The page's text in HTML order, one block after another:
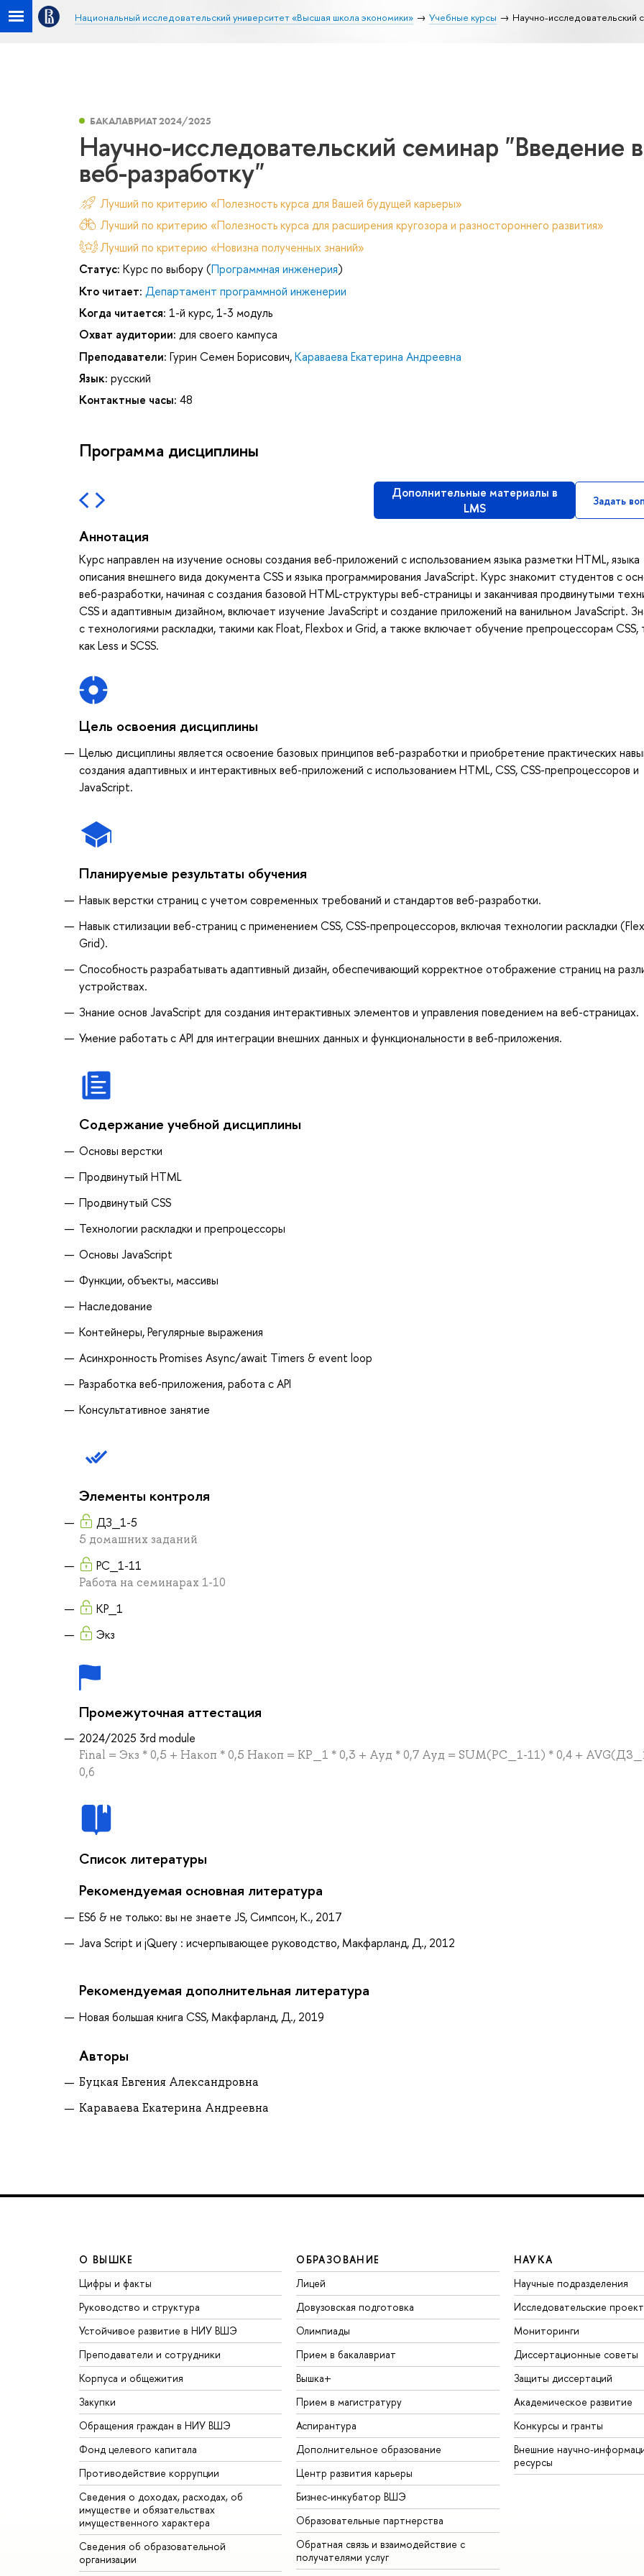
Национальный исследовательский университет «Высшая школа экономики» Учебные курсы Научно-исследовательский
БАКАЛАВРИАТ 2024/2025
Научно-исследовательский семинар "Введение в
веб-разработку"
Лучший по критерию «Полезность курса для Вашей будущей карьеры»
Лучший по критерию «Полезность курса для расширения кругозора и разностороннего развития»
Лучший по критерию «Новизна полученных знаний»
Статус: Курс по выбору (Программная инженерия)
Кто читает: Департамент программной инженерии
Когда читается: 1-й курс, 1-3 модуль
Охват аудитории: для своего кампуса
Преподаватели: Гурин Семен Борисович,Караваева Екатерина Андреевна
Язык: русский
Контактные часы: 48
Программа дисциплины
Дополнительные материалы в
LMS
Задать
Аннотация
Курс направлен на изучение основы создания веб-приложений с использованием языка разметки HTML, языка
описания внешнего вида документа CSS и языка программирования JavaScript. Курс знакомит студентов с
веб-разработки, начиная с создания базовой HTML-структуры веб-страницы и заканчивая продвинутыми
CSS и адаптивным дизайном, включает изучение JavaScript и создание приложений на ванильном JavaScript.
с технологиями раскладки, такими как Float, Flexbox и Grid, а также включает обучение препроцессорам CSS,
как Less и SCSS.
Цель освоения дисциплины
Целью дисциплины является освоение базовых принципов веб-разработки и приобретение практических
создания адаптивных и интерактивных веб-приложений с использованием HTML, CSS, CSS-препроцессоров и
JavaScript.
Планируемые результаты обучения
Навык верстки страниц с учетом современных требований и стандартов веб-разработки.
Навык стилизации веб-страниц с применением CSS, CSS-препроцессоров, включая технологии раскладки
Grid).
Способность разрабатывать адаптивный дизайн, обеспечивающий корректное отображение страниц на
устройствах.
Знание основ JavaScript для создания интерактивных элементов и управления поведением на веб-страницах.
Умение работать с API для интеграции внешних данных и функциональности в веб-приложения.
Содержание учебной дисциплины
Основы верстки
Продвинутый HTML
Продвинутый CSS
Технологии раскладки и препроцессоры
Основы JavaScript
Функции, объекты, массивы
Наследование
Контейнеры, Регулярные выражения
Aсинхронность Promises Async/await Timers & event loop
Разработка веб-приложения, работа с API
Консультативное занятие
Элементы контроля
ДЗ_1-5
5 домашних заданий
РС_1-11
Работа на семинарах 1-10
КР_1
Экз
Промежуточная аттестация
2024/2025 3rd module
Final = Экз * 0,5 + Накоп * 0,5 Накоп = КР_1 * 0,3 + Ауд * 0,7 Ауд = SUM(РС_1-11) * 0,4 +
0,6
Список литературы
Рекомендуемая основная литература
ES6 & не только: вы не знаете JS, Симпсон, К., 2017
Java Script и jQuery : исчерпывающее руководство, Макфарланд, Д., 2012
Рекомендуемая дополнительная литература
Новая большая книга CSS, Макфарланд, Д., 2019
Авторы
Буцкая Евгения Александровна
Караваева Екатерина Андреевна
О ВЫШКЕ
Цифры и факты
Руководство и структура
Устойчивое развитие в НИУ ВШЭ
Преподаватели и сотрудники
Корпуса и общежития
Закупки
Обращения граждан в НИУ ВШЭ
Фонд целевого капитала
Противодействие коррупции
Сведения о доходах, расходах, об
имуществе и обязательствах
имущественного характера
Сведения об образовательной
организации
ОБРАЗОВАНИЕ
Лицей
Довузовская подготовка
Олимпиады
Прием в бакалавриат
Вышка+
Прием в магистратуру
Аспирантура
Дополнительное образование
Центр развития карьеры
Бизнес-инкубатор ВШЭ
Образовательные партнерства
Обратная связь и взаимодействие с
получателями услуг
НАУКА
Научные подразделения
Исследовательские
Мониторинги
Диссертационные советы
Защиты диссертаций
Академическое развитие
Конкурсы и гранты
Внешние научно-
ресурсы